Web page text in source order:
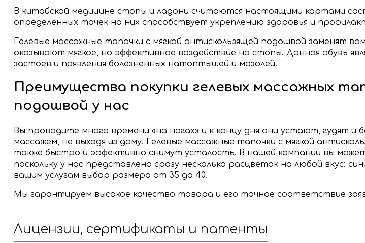
В китайской медицине стопы и ладони считаются настоящими картами
определенных точек на них способствует укреплению здоровья и
Гелевые массажные тапочки с мягкой антискользящей подошвой заменят
оказывают мягкое, но эффективное воздействие на стопы. Данная обувь
застоев и появления болезненных натоптышей и мозолей.
Преимущества покупки гелевых массажных
подошвой у нас
Вы проводите много времени «на ногах» и к концу дня они устают, гудят
массажем, не выходя из дому. Гелевые массажные тапочки с мягкой
также быстро и эффективно снимут усталость. В нашей компании вы
поскольку у нас представлено сразу несколько расцветок на любой вкус:
вашим услугам выбор размера от 35 до 40.
Мы гарантируем высокое качество товара и его точное соответствие
Лицензии, сертификаты и патенты